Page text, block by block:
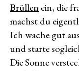
Brüllen ein, die
machst du
Ich wache gut
und starte
Die Sonne